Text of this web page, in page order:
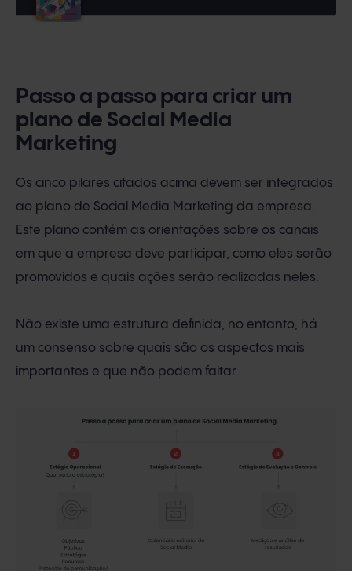
Passo a passo para criar um
plano de Social Media
Marketing
Os cinco pilares citados acima devem ser integrados
ao plano de Social Media Marketing da empresa.
Este plano contém as orientações sobre os canais
em que a empresa deve participar, como eles serão
promovidos e quais ações serão realizadas neles.
Não existe uma estrutura definida, no entanto, há
um consenso sobre quais são os aspectos mais
importantes e que não podem faltar.